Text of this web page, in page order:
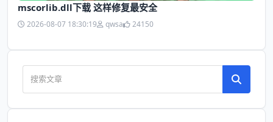
mscorlib.dll下载 这样修复最安全
2026-08-07 18:30:19 qwsa 24150